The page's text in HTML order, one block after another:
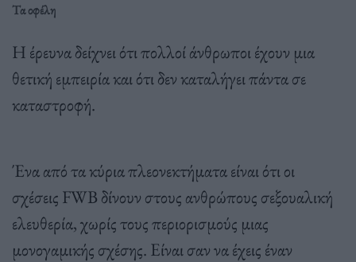
Τα οφέλη
Η έρευνα δείχνει ότι πολλοί άνθρωποι έχουν μια
θετική εμπειρία και ότι δεν καταλήγει πάντα σε
καταστροφή.
Ένα από τα κύρια πλεονεκτήματα είναι ότι οι
σχέσεις FWB δίνουν στους ανθρώπους σεξουαλική
ελευθερία, χωρίς τους περιορισμούς μιας
μονογαμικής σχέσης. Είναι σαν να έχεις έναν